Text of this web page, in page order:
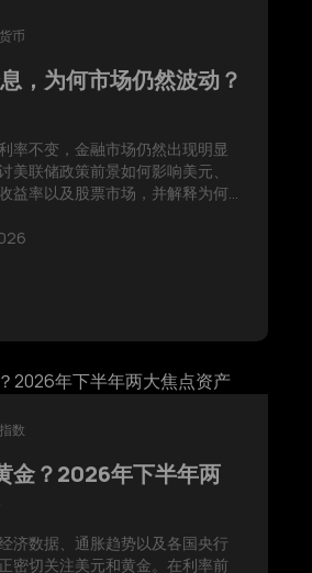
货币
，为何市场仍然波动？
率不变，金融市场仍然出现明显
美联储政策前景如何影响美元、
益率以及股票市场，并解释为何
指数
金？2026年下半年两
济数据、通胀趋势以及各国央行
密切关注美元和黄金。在利率前